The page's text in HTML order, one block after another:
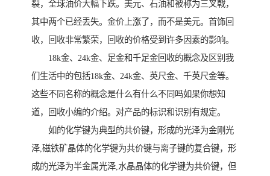
裂，全球油价大幅下跌。美元、石油和被称为三叉戟，
其中两个已经丢失。金价上涨了，而不是美元。首饰回
收，回收非常繁荣，回收的价格受到许多因素的影响。
18k金、24k金、足金和千足金回收的概念及区别我
们生活中的包括18k金、24k金、英尺金、千英尺金等。
这些不同名称的概念是什么有什么不同吗如果你想知
道，回收小编的介绍。对产品的标识和识别有规定。
如的化学键为典型的共价键，形成的光泽为金刚光
泽,磁铁矿晶体的化学键为共价键与离子键的复合键，形
成的光泽为半金属光泽,水晶晶体的化学键为共价键，但